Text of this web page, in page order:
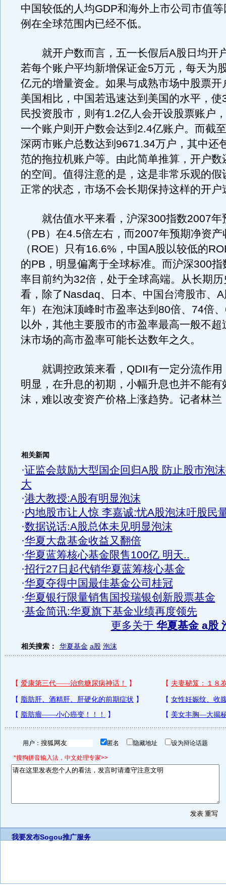
中国较低的人均GDP和海外上市公司市值
例在全球范围内已经不低。
就开户数而言，五一长假后A股日均开
若每个账户平均新增保证金5万元，每天为
亿元的增量资金。如果与成熟市场中股票开
美国相比，中国若迅速达到美国的水平，使
民投资股市，则有1.2亿人会开设股票账户
一个账户则开户数会达到2.4亿账户。而截
深两市账户总数达到9671.34万户，其中还
范的拖拉机账户等。由此简单推算，开户数
的空间。值得注意的是，这是非常乐观的假
正常的状态，市场不会长期保持这样的开户
就估值水平来看，沪深300指数2007年
（PB）在4.5倍左右，而2007年预期净资产
（ROE）只有16.6%，中国A股以较低的
的PB，明显偏离于全球标准。而沪深300
率目前约为32倍，处于全球高端。从长期
看，除了Nasdaq、日本、中国台湾股市、
年）在泡沫顶峰时市盈率达到80倍、74倍
以外，其他主要股市的市盈率最高一般不
沫市场的高市盈率可能长达数年之久。
就调控政策来看，QDII有一定分流作用
明显，在升息的初期，小幅升息也并不能有
沫，难以改变资产价格上涨趋势。记者林兰
相关新闻
·证监会鼓励大型国企回归A股 防止股市泡
大
·港大教授:A股有明显泡沫
·内地股市让人惊 李嘉诚:忧A股泡沫吁股民
·数据说话:A股总体未见明显泡沫
·华夏大盘基金收益又翻倍
·华夏蓝筹核心基金限售100亿 明天..
·招行27日起代销华夏蓝筹核心基金
·华夏夺得中国最佳基金公司桂冠
·华夏银行限量销售国投瑞银创新股票基金
·基金简讯:华夏旗下基金业绩再度领先
更多关于 华夏基金 a股
相关搜索： 华夏基金 a股 泡沫
用户： 匿名 隐藏地址 设为辩论话题
*搜狗拼音输入法，中文处理专家>>
我要发布Sogou推广服务